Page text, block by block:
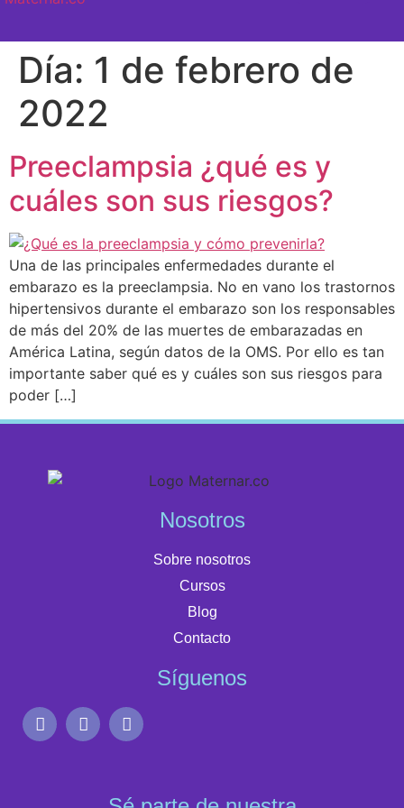
Día: 1 de febrero de
2022
Preeclampsia ¿qué es y
cuáles son sus riesgos?
Una de las principales enfermedades durante el
embarazo es la preeclampsia. No en vano los trastornos
hipertensivos durante el embarazo son los responsables
de más del 20% de las muertes de embarazadas en
América Latina, según datos de la OMS. Por ello es tan
importante saber qué es y cuáles son sus riesgos para
poder […]
Nosotros
Sobre nosotros
Cursos
Blog
Contacto
Síguenos